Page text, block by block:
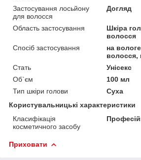
Застосування лосьйону
для волосся
Догляд
Область застосування
Шкіра
волосся
Спосіб застосування
на
волосся,
Стать
Унісекс
Об`єм
100 мл
Тип шкіри голови
Суха
Користувальницькі характеристики
Класифікація
косметичного засобу
Приховати